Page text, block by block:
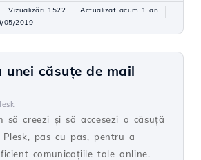
Vizualizări 1522
Actualizat acum 1 an
05/2019
unei căsuțe de mail
să creezi și să accesezi o căsuță
pas cu pas, pentru a
comunicațiile tale online.